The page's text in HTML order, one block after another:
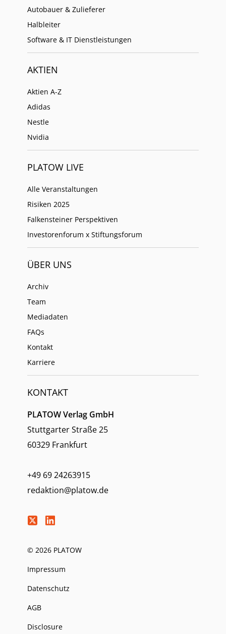
Autobauer & Zulieferer
Halbleiter
Software & IT Dienstleistungen
AKTIEN
Aktien A-Z
Adidas
Nestle
Nvidia
PLATOW LIVE
Alle Veranstaltungen
Risiken 2025
Falkensteiner Perspektiven
Investorenforum x Stiftungsforum
ÜBER UNS
Archiv
Team
Mediadaten
FAQs
Kontakt
Karriere
KONTAKT
PLATOW Verlag GmbH
Stuttgarter Straße 25
60329 Frankfurt
+49 69 24263915
redaktion@platow.de
© 2026 PLATOW
Impressum
Datenschutz
AGB
Disclosure